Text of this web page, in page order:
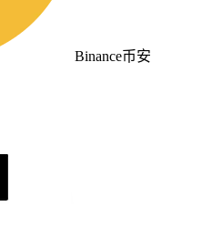
Binance币安